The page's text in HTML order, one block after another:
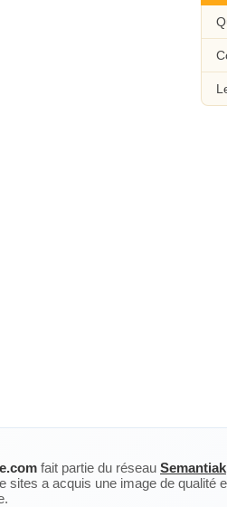
fait partie du réseau Semantiak
sites a acquis une image de qualité